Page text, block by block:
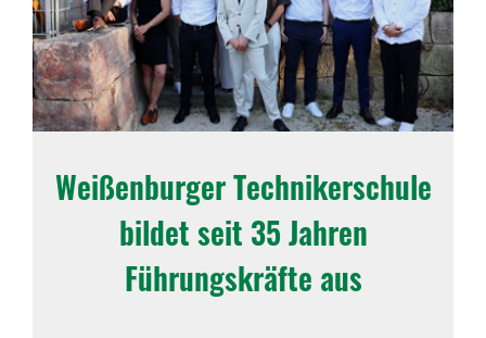
Weißen­burger Tech­ni­ker­schule
bildet seit 35 Jahren
Führungs­kräfte aus